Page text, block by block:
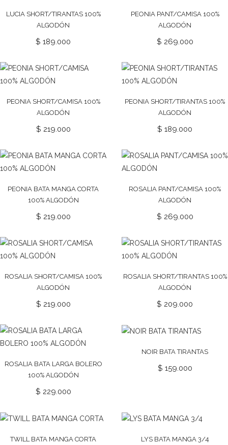
LUCIA SHORT/TIRANTAS 100%
ALGODÓN
$ 189.000
PEONIA PANT/CAMISA 100%
ALGODÓN
$ 269.000
PEONIA SHORT/CAMISA 100%
ALGODÓN
$ 219.000
PEONIA SHORT/TIRANTAS 100%
ALGODÓN
$ 189.000
PEONIA BATA MANGA CORTA
100% ALGODÓN
$ 219.000
ROSALIA PANT/CAMISA 100%
ALGODÓN
$ 269.000
ROSALIA SHORT/CAMISA 100%
ALGODÓN
$ 219.000
ROSALIA SHORT/TIRANTAS 100%
ALGODÓN
$ 209.000
ROSALIA BATA LARGA BOLERO
100% ALGODÓN
$ 229.000
NOIR BATA TIRANTAS
$ 159.000
TWILL BATA MANGA CORTA LYS BATA MANGA 3/4